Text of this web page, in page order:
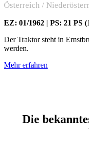
Österreich /
EZ: 01/1962 | PS: 21 PS
Der Traktor steht in
werden.
Mehr erfahren
Die